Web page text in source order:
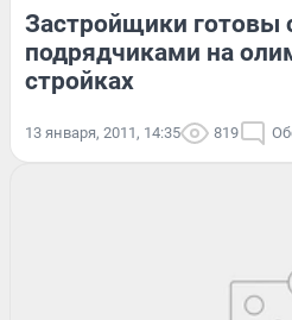
Застройщики готовы
подрядчиками на
стройках
13 января, 2011, 14:35 819